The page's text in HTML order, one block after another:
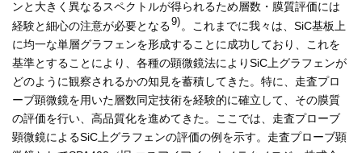
ンと大きく異なるスペクトルが得られるため層数・膜質評価には
経験と細心の注意が必要となる9)。これまでに我々は、SiC基板上
に均一な単層グラフェンを形成することに成功しており、これを
基準とすることにより、各種の顕微鏡法によりSiC上グラフェンが
どのように観察されるかの知見を蓄積してきた。特に、走査プロ
ーブ顕微鏡を用いた層数同定技術を経験的に確立して、その膜質
の評価を行い、高品質化を進めてきた。ここでは、走査プローブ
顕微鏡によるSiC上グラフェンの評価の例を示す。走査プローブ顕